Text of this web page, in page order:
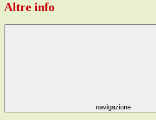
Altre info
navigazione